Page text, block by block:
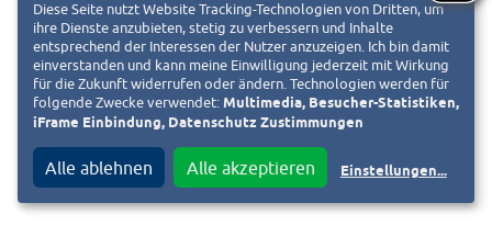
Diese Seite nutzt Website Tracking-Technologien von Dritten, um
ihre Dienste anzubieten, stetig zu verbessern und Inhalte
entsprechend der Interessen der Nutzer anzuzeigen. Ich bin damit
einverstanden und kann meine Einwilligung jederzeit mit Wirkung
für die Zukunft widerrufen oder ändern. Technologien werden für
folgende Zwecke verwendet: Multimedia, Besucher-Statistiken,
iFrame Einbindung, Datenschutz Zustimmungen
Alle ablehnen Alle akzeptieren Einstellungen...